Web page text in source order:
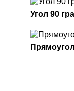
Угол 90